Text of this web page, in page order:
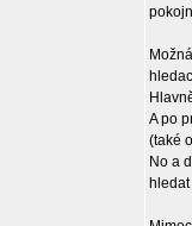
A po
(také
No a